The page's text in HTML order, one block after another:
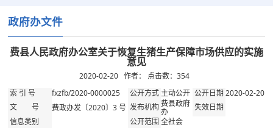
政府办文件
费县人民政府办公室关于恢复生猪生产保障市场供应的实施
意见
2020-02-20 作者： 点击数：354
索 引 号 fxzfb/2020-0000025 公开方式 主动公开 公开日期2020-02-20
文 号 费政办发〔2020〕3 号 发布机构费县政府
办
失效日期
信息类别
公开范围全社会